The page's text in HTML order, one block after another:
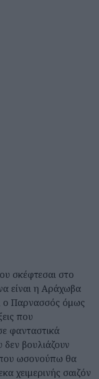
σκέφτεσαι στο
είναι η Αράχωβα
ο Παρνασσός όμως
που
φανταστικά
βουλιάζουν
ωσονούπω θα
χειμερινής σαιζόν